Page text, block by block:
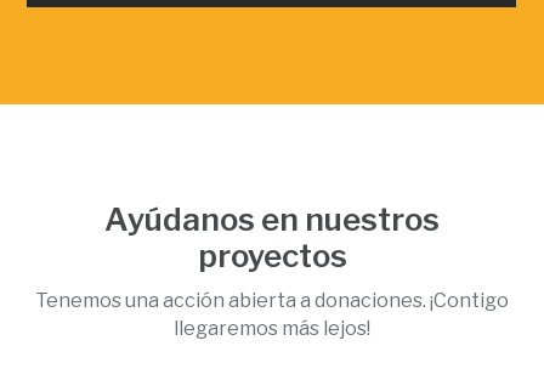
Ayúdanos en nuestros
proyectos
Tenemos una acción abierta a donaciones. ¡Contigo
llegaremos más lejos!